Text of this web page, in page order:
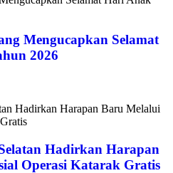
Mengucapkan Selamat
2026
Hadirkan Harapan
Operasi Katarak Gratis